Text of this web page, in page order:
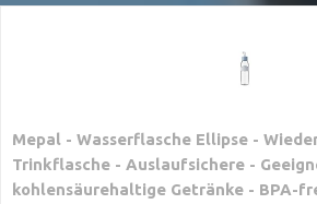
Mepal - Wasserflasche Ellipse -
Trinkflasche - Auslaufsichere -
kohlensäurehaltige Getränke - BPA-